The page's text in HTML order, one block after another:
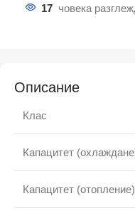
17 човека
Описание
Клас
Капацитет
Капацитет (отопление)